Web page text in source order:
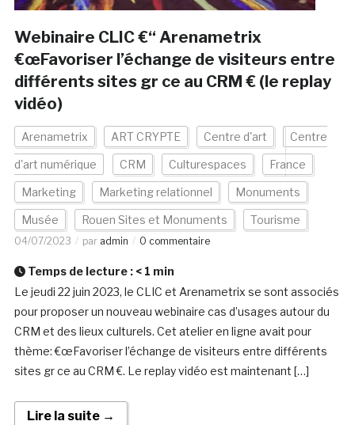
Webinaire CLIC €“ Arenametrix
€œFavoriser l’échange de visiteurs entre
différents sites gr ce au CRM € (le replay
vidéo)
Arenametrix ART CRYPTE Centre d'art Centre
d'art numérique CRM Culturespaces France
Marketing Marketing relationnel Monuments
Musée Rouen Sites et Monuments Tourisme
04/07/2023 par admin 0 commentaire
Temps de lecture : < 1 min
Le jeudi 22 juin 2023, le CLIC et Arenametrix se sont associés
pour proposer un nouveau webinaire cas d’usages autour du
CRM et des lieux culturels. Cet atelier en ligne avait pour
thème: €œFavoriser l’échange de visiteurs entre différents
sites gr ce au CRM €. Le replay vidéo est maintenant […]
Lire la suite →